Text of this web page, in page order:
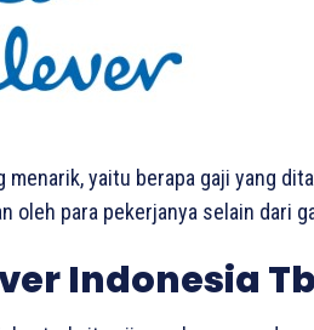
yaitu berapa gaji yang
oleh para pekerjanya selain dari
Indonesia